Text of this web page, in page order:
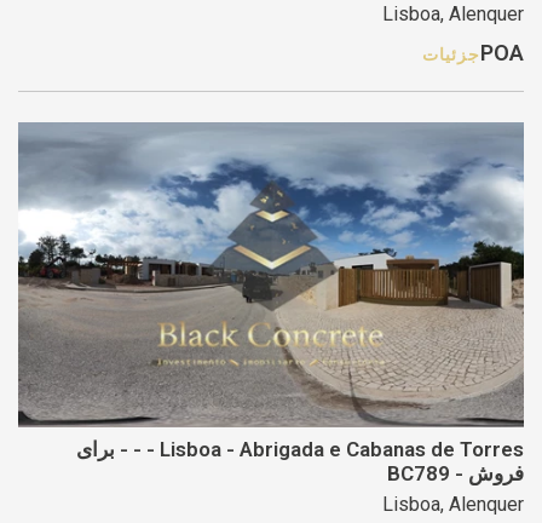
Lisboa, Alenquer
POAجزئیات
Lisboa - Abrigada e Cabanas de Torres - - - برای
فروش - BC789
Lisboa, Alenquer